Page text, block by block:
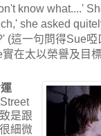
know what....'
she asked
(這一句問得Sue
在太以榮譽及目
是跟
細微